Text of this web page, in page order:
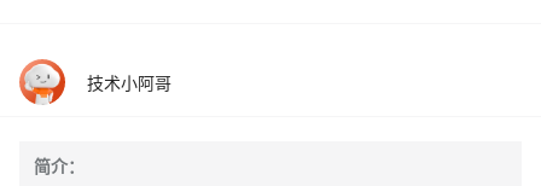
技术小阿哥
简介：